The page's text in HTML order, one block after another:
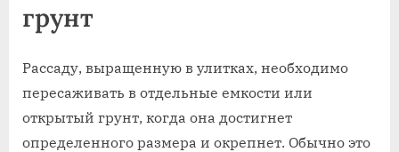
грунт
Рассаду, выращенную в улитках, необходимо
пересаживать в отдельные емкости или
открытый грунт, когда она достигнет
определенного размера и окрепнет. Обычно это